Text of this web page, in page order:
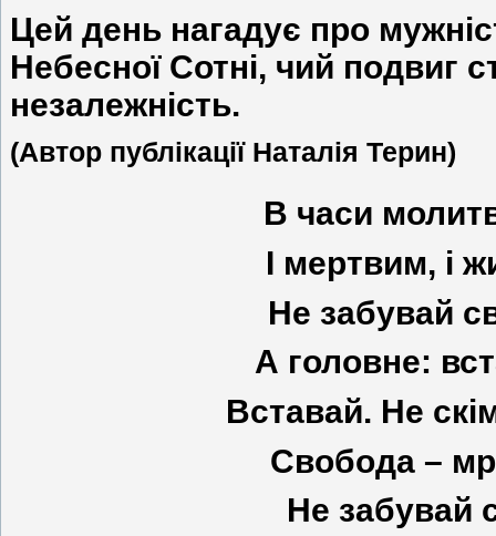
Цей день нагадує про
Небесної Сотні, чий подвиг
незалежність.
(Автор публікації Наталія Терин)
В часи
І мертвим, і
Не забувай
А головне:
Вставай. Не
Свобода –
Не забувай